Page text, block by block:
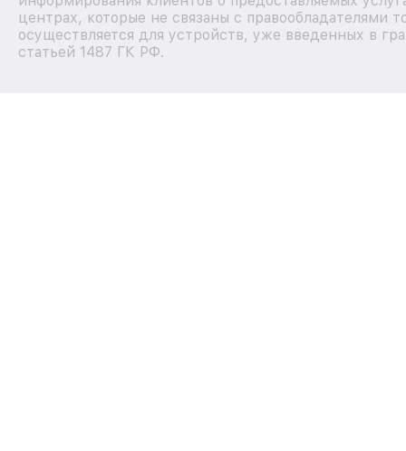
центрах, которые не связаны с правообладателями
осуществляется для устройств, уже введенных в
статьей 1487 ГК РФ.